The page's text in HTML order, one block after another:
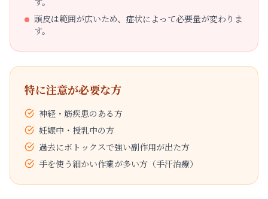
頭皮は範囲が広いため、症状によって必要量が変わりま
す。
特に注意が必要な方
神経・筋疾患のある方
妊娠中・授乳中の方
過去にボトックスで強い副作用が出た方
手を使う細かい作業が多い方（手汗治療）